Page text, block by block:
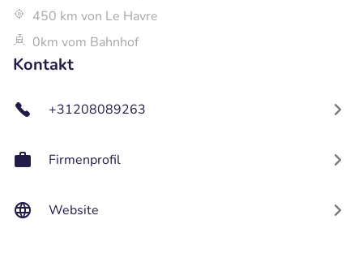
450 km von Le Havre
0km vom Bahnhof
Kontakt
+31208089263
Firmenprofil
Website